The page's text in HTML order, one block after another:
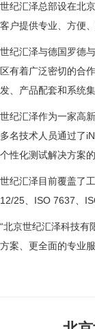
世纪汇泽总部设在北
客户提供专业、方便
世纪汇泽与德国罗德
区有着广泛密切的合
发、产品配套和系统集
世纪汇泽作为一家高
多名技术人员通过了
个性化测试解决方案
世纪汇泽目前覆盖了
12/25、ISO 7637、
“北京世纪汇泽科技有
方案、更全面的专业